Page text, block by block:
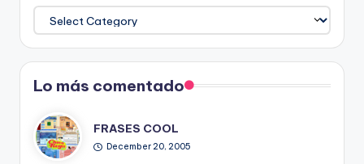
Temas
del
Blog
Lo más comentado
FRASES COOL
December 20, 2005